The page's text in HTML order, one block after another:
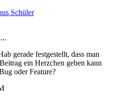
gerade festgestellt, dass man
ein Herzchen geben kann
oder Feature?